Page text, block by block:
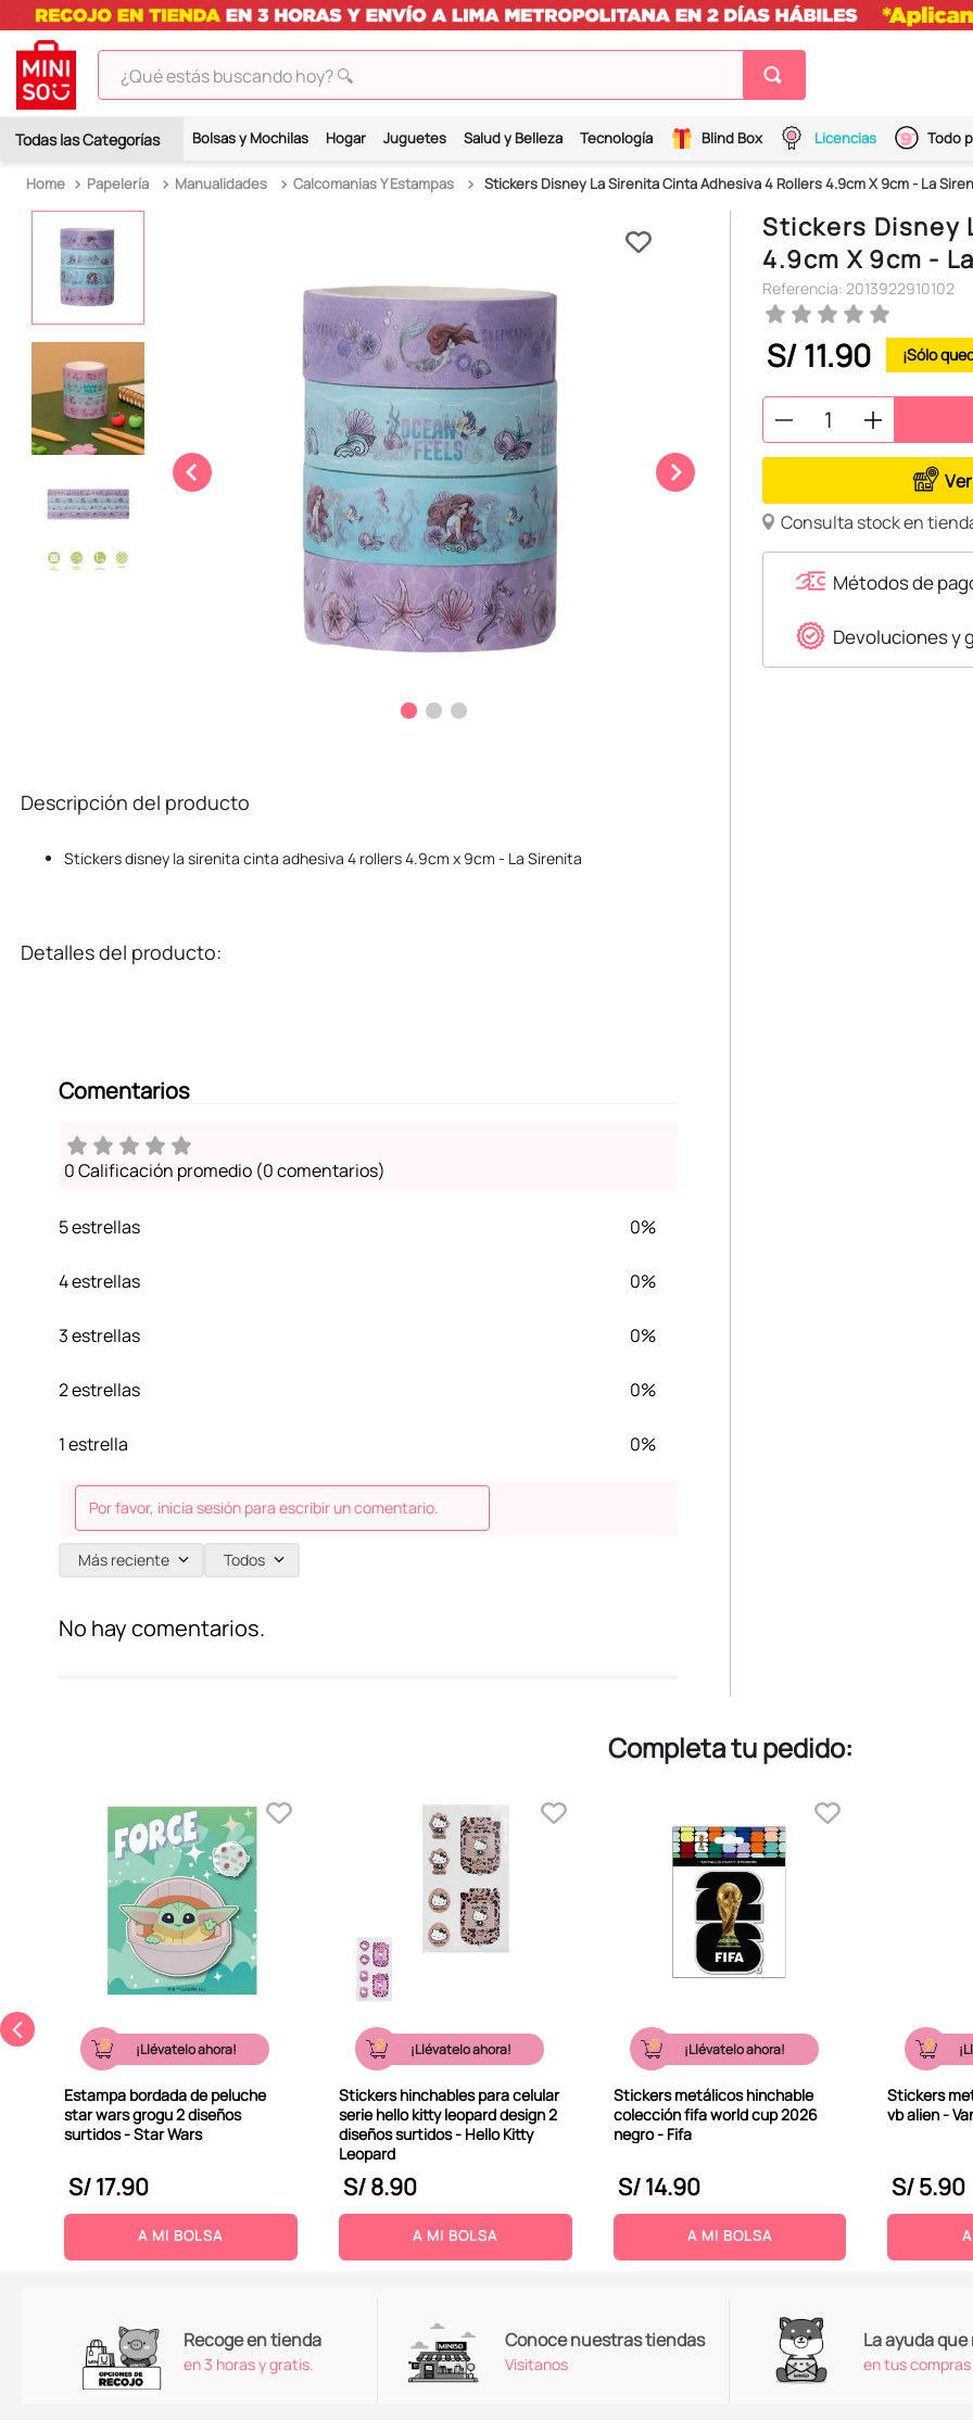
¿Qué estás buscando hoy? 🔍
Bolsas y Mochilas Hogar Juguetes Salud y Belleza Tecnología Blind Box Licencias Todo
Papelería Manualidades Calcomanias Y Estampas Stickers Disney La Sirenita Cinta Adhesiva 4 Rollers 4.9cm X 9cm - La
Descripción del producto
Stickers disney la sirenita cinta adhesiva 4 rollers 4.9cm x 9cm - La Sirenita
Detalles del producto:
Comentarios
0 Calificación promedio (0 comentarios)
5 estrellas 0%
4 estrellas 0%
3 estrellas 0%
2 estrellas 0%
1 estrella 0%
Por favor, inicia sesión para escribir un comentario.
Más reciente Todos
No hay comentarios.
Stickers Disney
4.9cm X 9cm -
Referencia: 2013922910102
S/11.90
Consulta stock en
Métodos de
Devoluciones y
Completa tu pedido:
¡Llévatelo ahora!
Estampa bordada de peluche
star wars grogu 2 diseños
surtidos - Star Wars
S/17.90
A MI BOLSA
¡Llévatelo ahora!
Stickers hinchables para celular
serie hello kitty leopard design 2
diseños surtidos - Hello Kitty
Leopard
S/8.90
A MI BOLSA
¡Llévatelo ahora!
Stickers metálicos hinchable
colección fifa world cup 2026
negro - Fifa
S/14.90
A MI BOLSA
Stickers
vb alien -
S/5.90
Recoge en tienda
en 3 horas y gratis.
Conoce nuestras tiendas
Visitanos
La ayuda
en tus compras
2.
hello kitty
harry potter
tomatodo
peluche
kuromi